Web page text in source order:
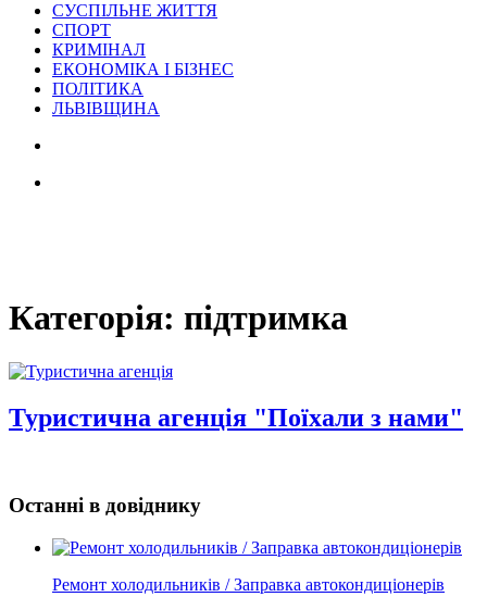
СУСПІЛЬНЕ ЖИТТЯ
СПОРТ
КРИМІНАЛ
ЕКОНОМІКА І БІЗНЕС
ПОЛІТИКА
ЛЬВІВЩИНА
Категорія: підтримка
Туристична агенція "Поїхали з нами"
Останні в довіднику
Ремонт холодильників / Заправка автокондиціонерів